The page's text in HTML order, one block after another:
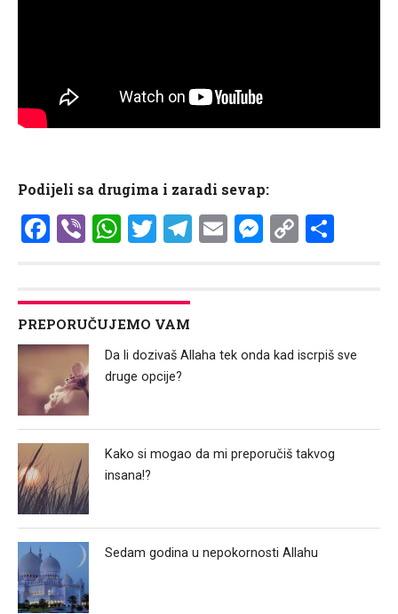
Podijeli sa drugima i zaradi sevap:
Facebook
ViberWhatsApp
Twitter
Telegram
Email Copy
PREPORUČUJEMO VAM
Da li dozivaš Allaha tek onda kad iscrpiš sve
druge opcije?
Kako si mogao da mi preporučiš takvog
insana!?
Sedam godina u nepokornosti Allahu